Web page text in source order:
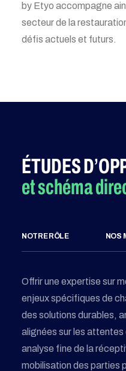
by Etyo accompagne
secteur de la
défis actuels et futurs.
ÉTUDES
et schéma
NOTRE RÔLE NOS
Offrir une expertise sur
enjeux spécifiques de
des solutions durables,
alignées sur les attentes
analyse fine de la
mobilisation des parties